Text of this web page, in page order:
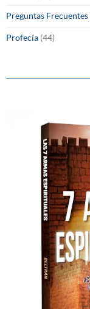
Preguntas Frecuentes
Profecía (44)